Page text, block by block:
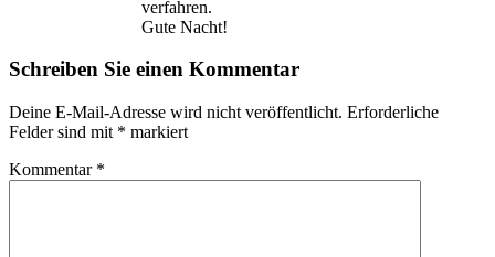
verfahren.
Gute Nacht!
Schreiben Sie einen Kommentar
Deine E-Mail-Adresse wird nicht veröffentlicht. Erforderliche
Felder sind mit * markiert
Kommentar *